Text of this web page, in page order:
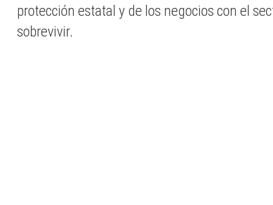
protección estatal y de los negocios con el
sobrevivir.